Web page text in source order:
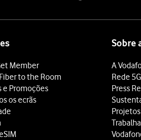
Member
to the Room
e Promoções
os ecrãs
Sobre
A
Rede 5G
Press